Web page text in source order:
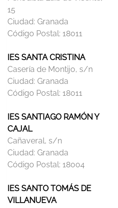
15
Ciudad: Granada
Código Postal: 18011
IES SANTA CRISTINA
Casería de Montijo, s/n
Ciudad: Granada
Código Postal: 18011
IES SANTIAGO RAMÓN Y
CAJAL
Cañaveral, s/n
Ciudad: Granada
Código Postal: 18004
IES SANTO TOMÁS DE
VILLANUEVA